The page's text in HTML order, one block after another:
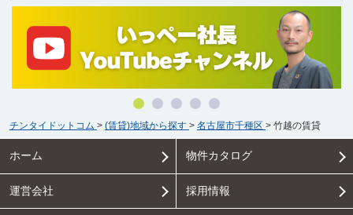
チンタイドットコム > (賃貸)地域から探す > 名古屋市千種区 > 竹越の賃貸
ホーム 物件カタログ
運営会社 採用情報